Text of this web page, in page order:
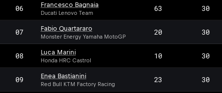
06 Francesco Bagnaia
Ducati Lenovo Team 63 30
07 Fabio Quartararo
Monster Energy Yamaha MotoGP 20 30
08 Luca Marini
Honda HRC Castrol 10 30
09 Enea Bastianini
Red Bull KTM Factory Racing 23 30